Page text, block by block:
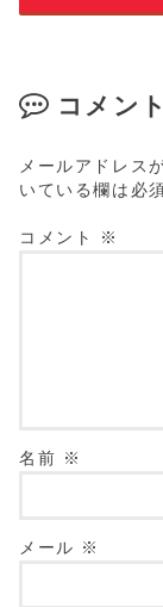
コメン
メールアドレス
いている欄は必
コメント ※
名前 ※
メール ※